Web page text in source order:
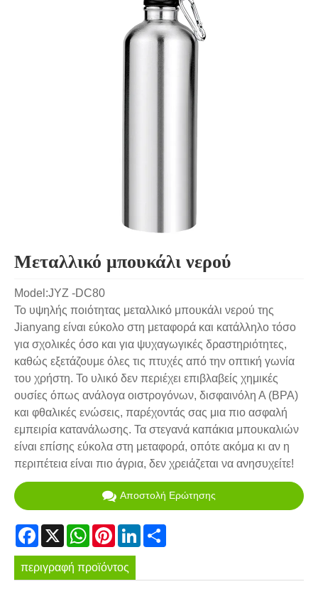
Μεταλλικό μπουκάλι νερού
Model:JYZ -DC80
Το υψηλής ποιότητας μεταλλικό μπουκάλι νερού της
Jianyang είναι εύκολο στη μεταφορά και κατάλληλο τόσο
για σχολικές όσο και για ψυχαγωγικές δραστηριότητες,
καθώς εξετάζουμε όλες τις πτυχές από την οπτική γωνία
του χρήστη. Το υλικό δεν περιέχει επιβλαβείς χημικές
ουσίες όπως ανάλογα οιστρογόνων, δισφαινόλη Α (BPA)
και φθαλικές ενώσεις, παρέχοντάς σας μια πιο ασφαλή
εμπειρία κατανάλωσης. Τα στεγανά καπάκια μπουκαλιών
είναι επίσης εύκολα στη μεταφορά, οπότε ακόμα κι αν η
περιπέτεια είναι πιο άγρια, δεν χρειάζεται να ανησυχείτε!
Αποστολή Ερώτησης
Facebook
X WhatsApp
PinterestLinkedIn
περιγραφή προϊόντος